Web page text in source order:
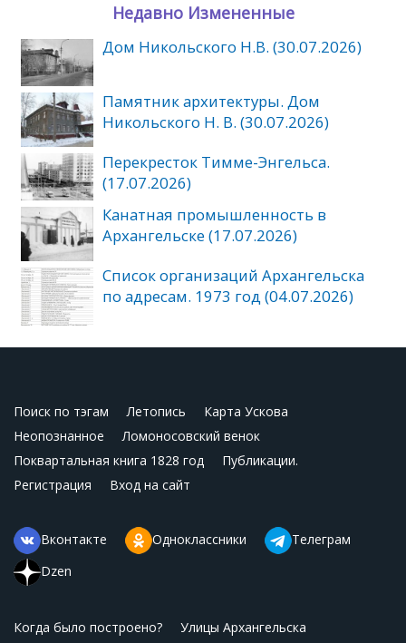
Недавно Измененные
Дом Никольского Н.В. (30.07.2026)
Памятник архитектуры. Дом
Никольского Н. В. (30.07.2026)
Перекресток Тимме-Энгельса.
(17.07.2026)
Канатная промышленность в
Архангельске (17.07.2026)
Список организаций Архангельска
по адресам. 1973 год (04.07.2026)
Поиск по тэгам Летопись
Карта Ускова
Неопознанное
Ломоносовский венок
Поквартальная книга 1828 год
Публикации.
Регистрация
Вход на сайт
Вконтакте Одноклассники
Телеграм
Dzen
Когда было построено? Улицы Архангельска